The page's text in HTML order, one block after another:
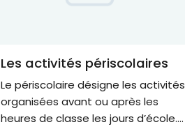
Les activités périscolaires
Le périscolaire désigne les activités
organisées avant ou après les
heures de classe les jours d’école.